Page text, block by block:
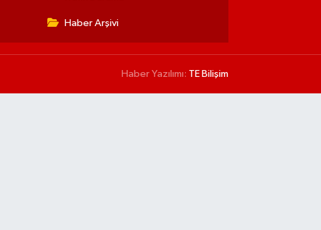
Haber Arşivi
Haber Yazılımı: TE Bilişim